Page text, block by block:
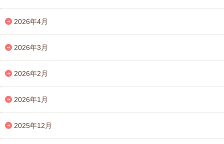
2026年4月
2026年3月
2026年2月
2026年1月
2025年12月